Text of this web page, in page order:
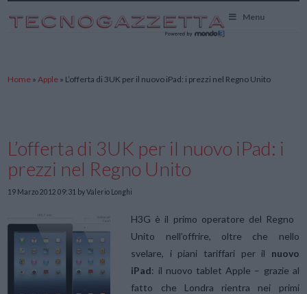
Menu
Home »Apple » L’offerta di 3UK per il nuovo iPad: i prezzi nel Regno Unito
L’offerta di 3UK per il nuovo iPad: i
prezzi nel Regno Unito
19 Marzo 2012 09:31 by Valerio Longhi
H3G è il primo operatore del Regno
Unito nell’offrire, oltre che nello
svelare, i piani tariffari per il nuovo
iPad: il nuovo tablet Apple – grazie al
fatto che Londra rientra nei primi